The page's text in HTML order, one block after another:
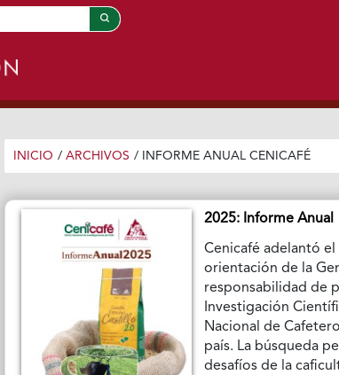
INICIO / ARCHIVOS / INFORME ANUAL CENICAFÉ
2025: Informe Anual
Cenicafé adelantó
orientación de la
responsabilidad de
Investigación
Nacional de
país. La búsqueda
desafíos de la